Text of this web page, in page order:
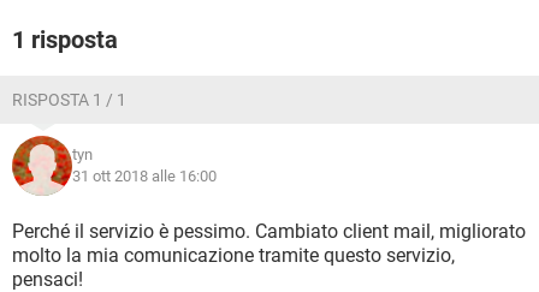
1 risposta
RISPOSTA 1 / 1
tyn
31 ott 2018 alle 16:00
Perché il servizio è pessimo. Cambiato client mail, migliorato
molto la mia comunicazione tramite questo servizio,
pensaci!